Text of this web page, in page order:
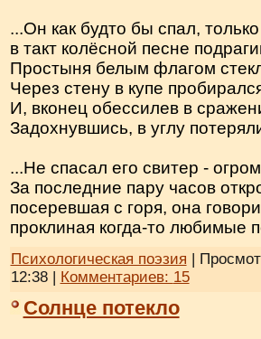
...Он как будто бы спал,
в такт колёсной песне
Простыня белым флагом
Через стену в купе
И, вконец обессилев в
Задохнувшись, в углу
...Не спасал его свитер -
За последние пару часов
посеревшая с горя, она
проклиная когда-то любимые
Психологическая поэзия |
12:38| Комментариев: 15
Солнце потекло